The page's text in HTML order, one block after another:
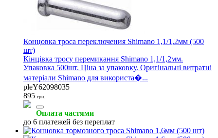
Концовка троса переключения Shimano 1,1/1,2мм (500
шт)
Кінцівка тросу перемикання Shimano 1,1/1,2мм.
Упаковка 500шт. Ціна за упаковку. Оригінальні витратні
матеріали Shimano для використа�...
pleY62098035
895 грн.
Оплата частями
до 6 платежей без переплат